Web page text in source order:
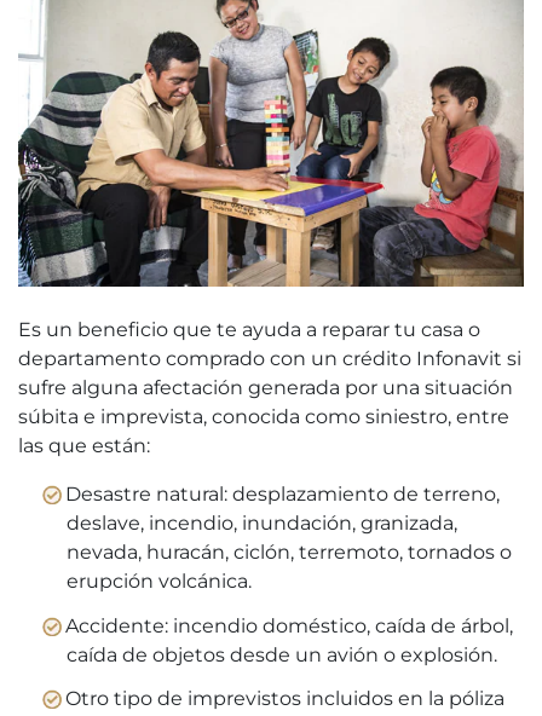
Es un beneficio que te ayuda a reparar tu casa o
departamento comprado con un crédito Infonavit si
sufre alguna afectación generada por una situación
súbita e imprevista, conocida como siniestro, entre
las que están:
Desastre natural: desplazamiento de terreno,
deslave, incendio, inundación, granizada,
nevada, huracán, ciclón, terremoto, tornados o
erupción volcánica.
Accidente: incendio doméstico, caída de árbol,
caída de objetos desde un avión o explosión.
Otro tipo de imprevistos incluidos en la póliza